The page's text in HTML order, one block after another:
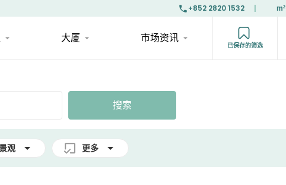
+852 2820 1532 m²
大厦 市场资讯
已保存的筛选
搜索
观 更多